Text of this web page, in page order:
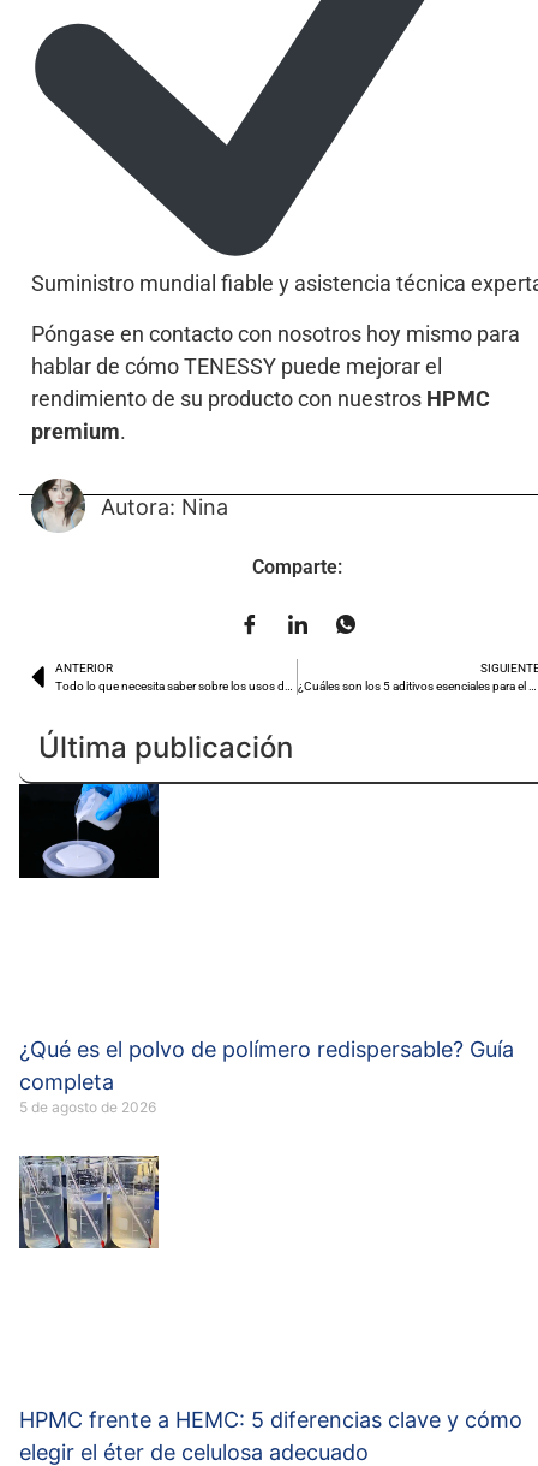
Suministro mundial fiable y asistencia técnica
Póngase en contacto con nosotros hoy mismo para
hablar de cómo TENESSY puede mejorar el
rendimiento de su producto con nuestros HPMC
premium.
Autora: Nina
Comparte:
ANTERIOR
Todo lo que necesita saber sobre los usos del HEC en polvo
¿Cuáles son los 5 aditivos esenciales para el mortero? Guía completa
Última publicación
¿Qué es el polvo de polímero redispersable? Guía
completa
5 de agosto de 2026
HPMC frente a HEMC: 5 diferencias clave y cómo
elegir el éter de celulosa adecuado